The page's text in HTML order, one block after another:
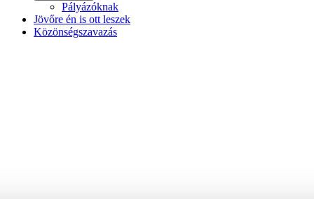
Pályázóknak
Jövőre én is ott leszek
Közönségszavazás